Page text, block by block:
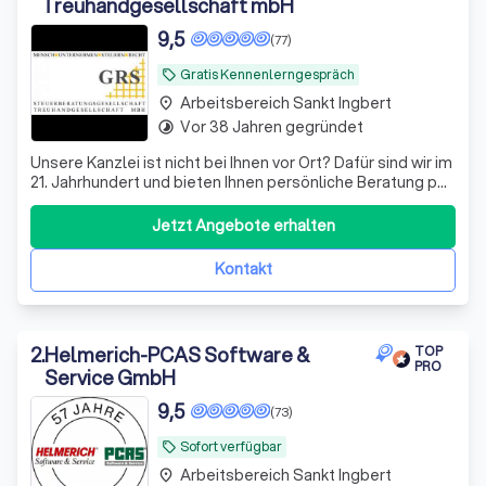
local_offer Gratis Kennenlerngespräch
(77)
9,5
Unsere Kanzlei ist nicht bei Ihnen vor Ort? Dafür sind wir im
21. Jahrhundert und bieten Ihnen persönliche Beratung per
Video, WhatsApp und anderen Medien - wir sehen uns!
Datenaustausch - digital
Kontakt
Jetzt Angebote erhalten
place Arbeitsbereich Sankt Ingbert
timelapse Vor 38 Jahren gegründet
2.Helmerich-PCAS Software &
Service GmbH
TOP
PRO
local_offer Sofort verfügbar
(73)
9,5
place Arbeitsbereich Sankt Ingbert